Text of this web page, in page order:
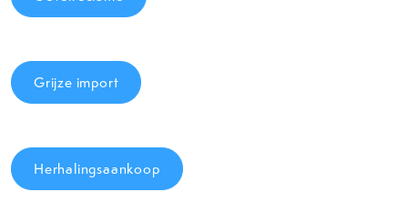
Grijze import
Herhalingsaankoop